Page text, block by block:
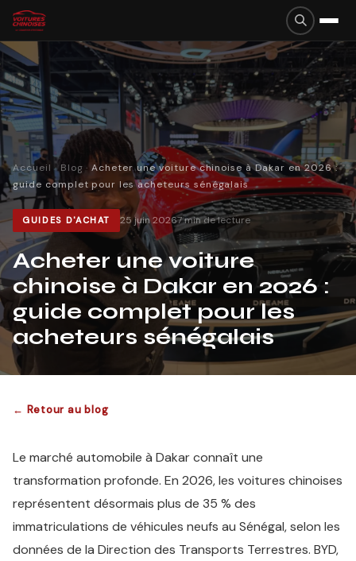
Accueil ·Blog·Acheter une voiture chinoise à Dakar en 2026 :
guide complet pour les acheteurs sénégalais
GUIDES D'ACHAT 25 juin 20267min de lecture
Acheter une voiture
chinoise à Dakar en 2026 :
guide complet pour les
acheteurs sénégalais
← Retour au blog
Le marché automobile à Dakar connaît une
transformation profonde. En 2026, les voitures chinoises
représentent désormais plus de 35 % des
immatriculations de véhicules neufs au Sénégal, selon les
données de la Direction des Transports Terrestres. BYD,